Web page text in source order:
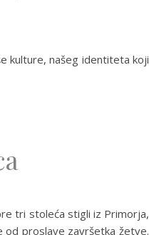
kulture, našeg identiteta koji
tri stoleća stigli iz Primorja,
od proslave završetka žetve.